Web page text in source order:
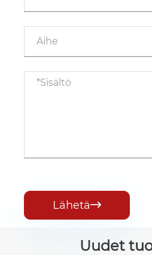
Lähetä
Uudet